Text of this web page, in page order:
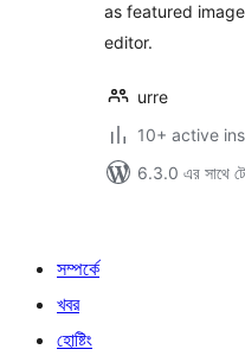
as featured
editor.
urre
10+ active
6.3.0 এর সাথে
সম্পর্কে
খবর
হোষ্টিং